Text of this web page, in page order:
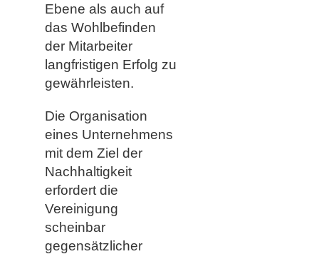
Ebene als auch auf
das Wohlbefinden
der Mitarbeiter
langfristigen Erfolg zu
gewährleisten.
Die Organisation
eines Unternehmens
mit dem Ziel der
Nachhaltigkeit
erfordert die
Vereinigung
scheinbar
gegensätzlicher